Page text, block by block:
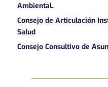
AmbientaL
Consejo de Articulación
Salud
Consejo Consultivo de